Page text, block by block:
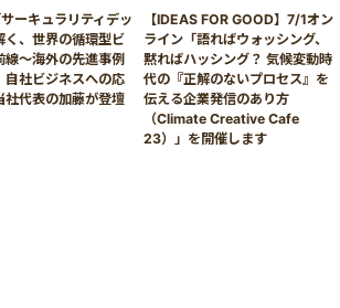
ーキュラリティデッ
く、世界の循環型ビ
線〜海外の先進事例
自社ビジネスへの応
社代表の加藤が登壇
【IDEAS FOR GOOD】7/1オン
ライン「語ればウォッシング、
黙ればハッシング？ 気候変動時
代の『正解のないプロセス』を
伝える企業発信のあり方
（Climate Creative Cafe
23）」を開催します